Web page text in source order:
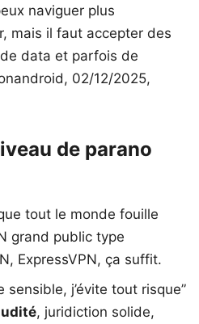
naviguer plus
mais il faut accepter des
data et parfois de
02/12/2025,
de parano
tout le monde fouille
grand public type
ExpressVPN, ça suffit.
sensible, j’évite tout risque”
, juridiction solide,